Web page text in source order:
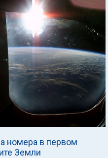
номера в первом
Земли